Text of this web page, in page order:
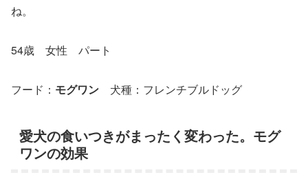
ね。
54歳 女性 パート
フード： モグワン 犬種：フレンチブルドッグ
愛犬の食いつきがまったく変わった。モグ
ワンの効果